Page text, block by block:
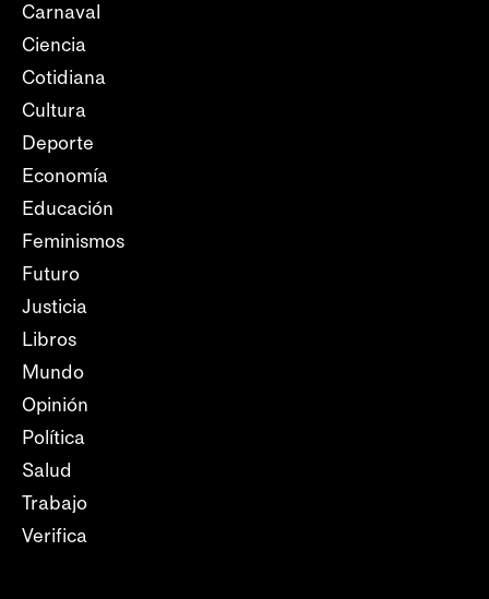
Carnaval
Ciencia
Cotidiana
Cultura
Deporte
Economía
Educación
Feminismos
Futuro
Justicia
Libros
Mundo
Opinión
Política
Salud
Trabajo
Verifica